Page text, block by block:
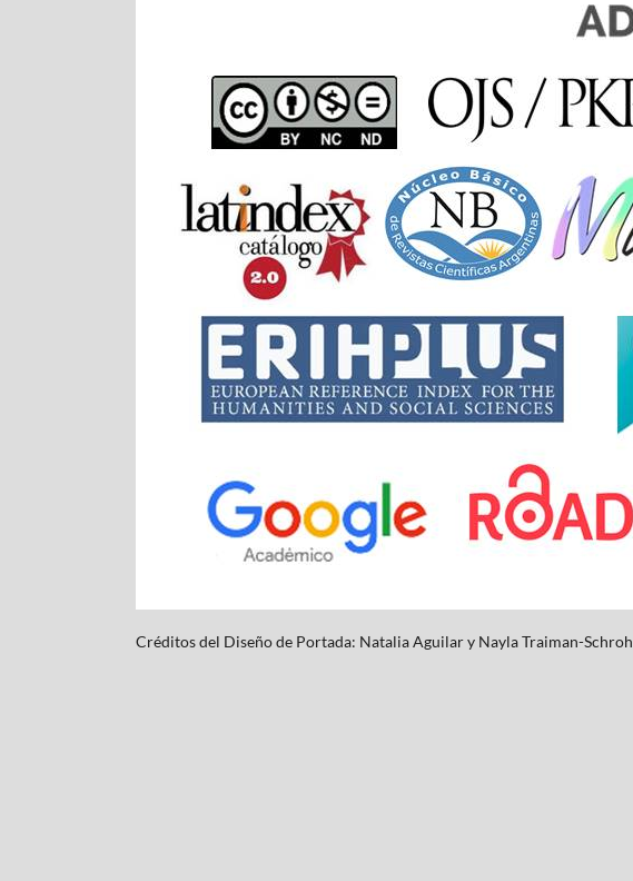
Créditos del Diseño de Portada: Natalia Aguilar y NaylaTraiman-Schroh